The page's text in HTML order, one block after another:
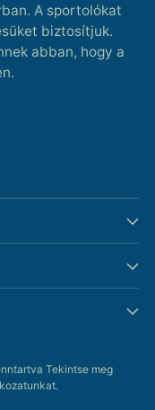
A sportolókat
biztosítjuk.
abban, hogy a
Tekintse meg